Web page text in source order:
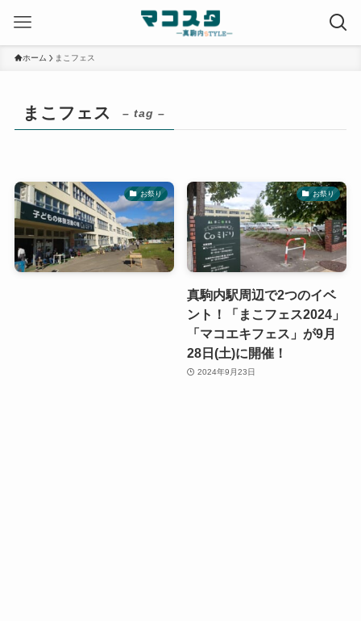
ホーム まこフェス
まこフェス – tag –
お祭り お祭り
真駒内駅周辺で2つのイベ
ント！「まこフェス2024」
「マコエキフェス」が9月
28日(土)に開催！
2024年9月23日